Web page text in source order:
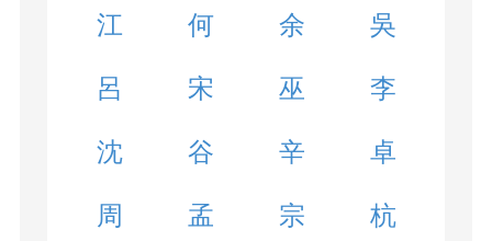
江 何 余 吳
呂 宋 巫 李
沈 谷 辛 卓
周 孟 宗 杭